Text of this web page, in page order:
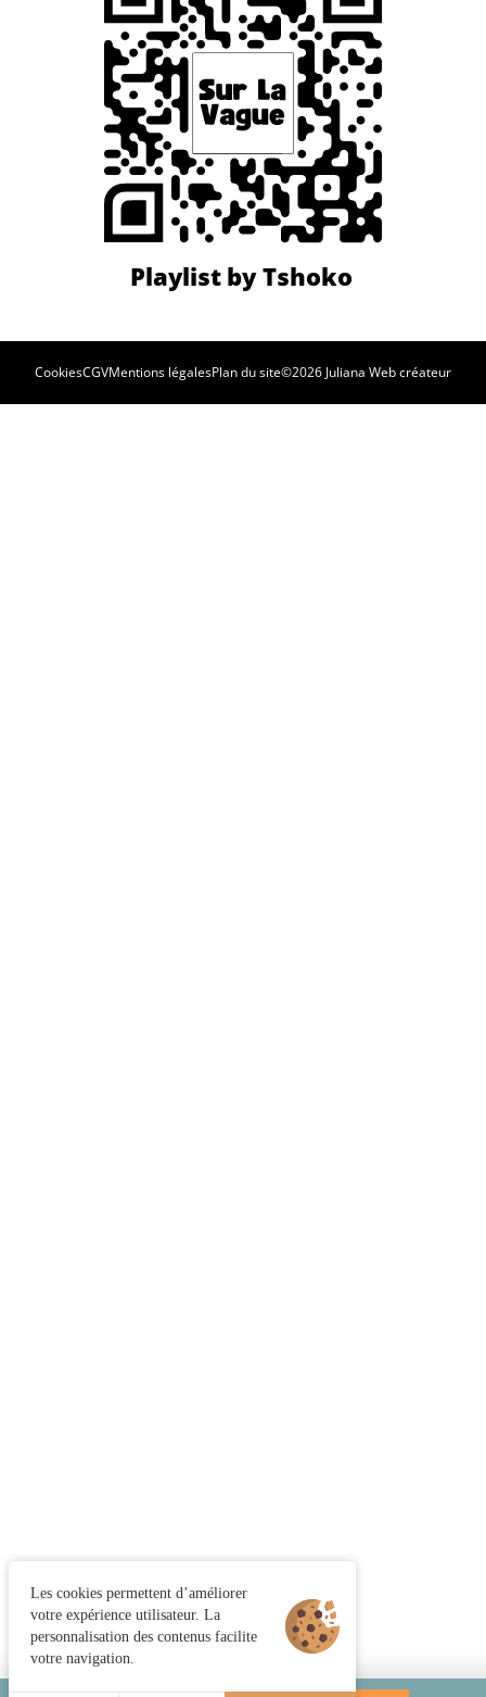
CookiesCGVMentions légalesPlan du site©2026 Juliana Web créateur
Les cookies permettent d’améliorer
votre expérience utilisateur. La
personnalisation des contenus facilite
votre navigation.